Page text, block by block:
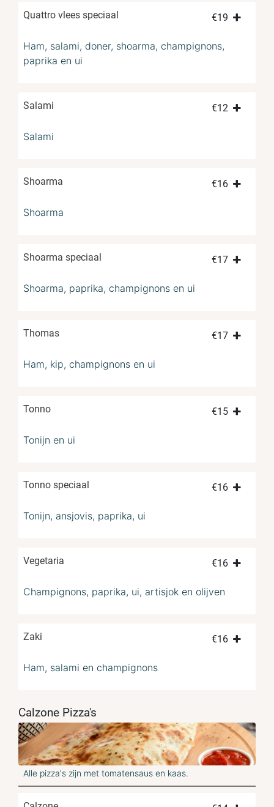
Quattro vlees speciaal €19
Ham, salami, doner, shoarma, champignons,
paprika en ui
Salami €12
Salami
Shoarma €16
Shoarma
Shoarma speciaal €17
Shoarma, paprika, champignons en ui
Thomas €17
Ham, kip, champignons en ui
Tonno €15
Tonijn en ui
Tonno speciaal €16
Tonijn, ansjovis, paprika, ui
Vegetaria €16
Champignons, paprika, ui, artisjok en olijven
Zaki €16
Ham, salami en champignons
Calzone Pizza's
Alle pizza's zijn met tomatensaus en kaas.